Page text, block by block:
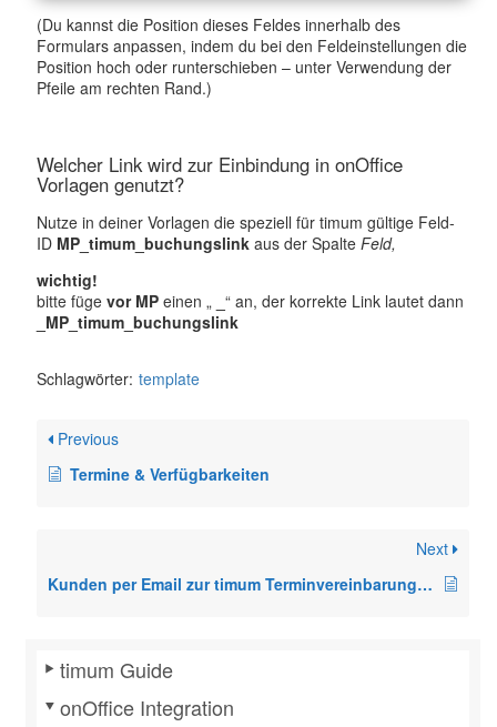
timum Guide
onOffice Integration
(Du kannst die Position dieses Feldes innerhalb des
Formulars anpassen, indem du bei den Feldeinstellungen die
Position hoch oder runterschieben – unter Verwendung der
Pfeile am rechten Rand.)
Welcher Link wird zur Einbindung in onOffice
Vorlagen genutzt?
Nutze in deiner Vorlagen die speziell für timum gültige Feld-
ID MP_timum_buchungslink aus der Spalte Feld,
wichtig!
bitte füge vor MP einen „ “ an, der korrekte Link lautet dann
_MP_timum_buchungslink
Schlagwörter: template
Previous
Termine & Verfügbarkeiten
Next
Kunden per Email zur timum Terminvereinbarung einladen